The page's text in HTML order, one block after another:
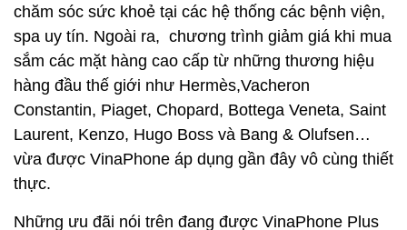
chăm sóc sức khoẻ tại các hệ thống các bệnh viện,
spa uy tín. Ngoài ra, chương trình giảm giá khi mua
sắm các mặt hàng cao cấp từ những thương hiệu
hàng đầu thế giới như Hermès,Vacheron
Constantin, Piaget, Chopard, Bottega Veneta, Saint
Laurent, Kenzo, Hugo Boss và Bang & Olufsen…
vừa được VinaPhone áp dụng gần đây vô cùng thiết
thực.
Những ưu đãi nói trên đang được VinaPhone Plus